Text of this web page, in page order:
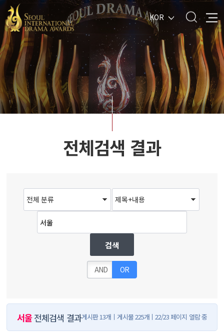
KOR
전체검색 결과
검색
AND OR
서울전체검색 결과게시판 13개 게시물 225개 22/23 페이지 열람 중